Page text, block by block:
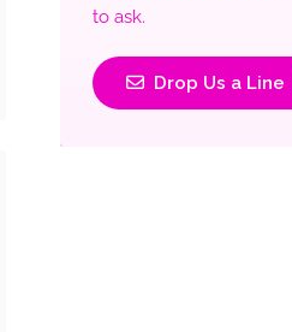
to ask.
Drop Us a Line